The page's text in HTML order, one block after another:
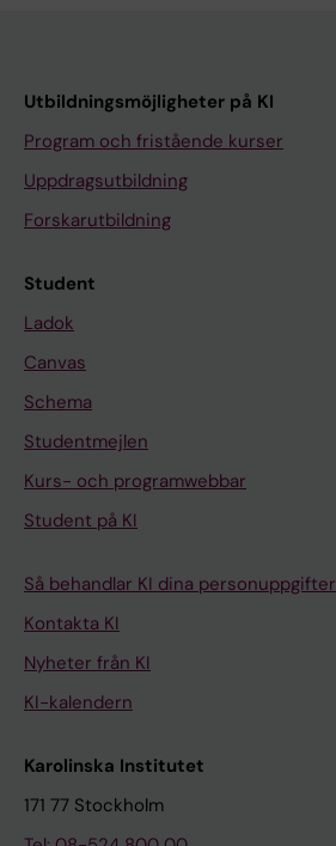
Utbildningsmöjligheter på KI
Program och fristående kurser
Uppdragsutbildning
Forskarutbildning
Student
Ladok
Canvas
Schema
Studentmejlen
Kurs- och programwebbar
Student på KI
Så behandlar KI dina personuppgifter
Kontakta KI
Nyheter från KI
KI-kalendern
Karolinska Institutet
171 77 Stockholm